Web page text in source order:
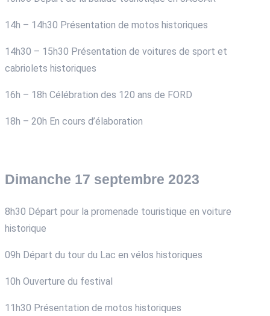
14h – 14h30 Présentation de motos historiques
14h30 – 15h30 Présentation de voitures de sport et
cabriolets historiques
16h – 18h Célébration des 120 ans de FORD
18h – 20h En cours d’élaboration
Dimanche 17 septembre 2023
8h30 Départ pour la promenade touristique en voiture
historique
09h Départ du tour du Lac en vélos historiques
10h Ouverture du festival
11h30 Présentation de motos historiques